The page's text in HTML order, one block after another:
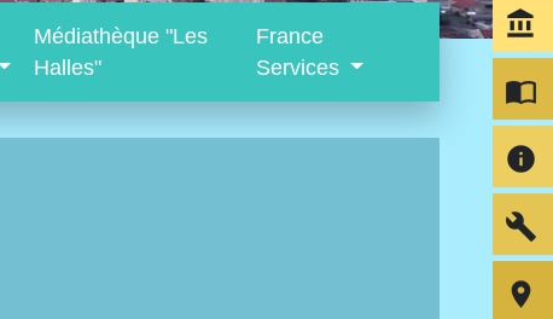
Médiathèque "Les
Halles"
France
Services
account_balance
import_contacts
info
build
room